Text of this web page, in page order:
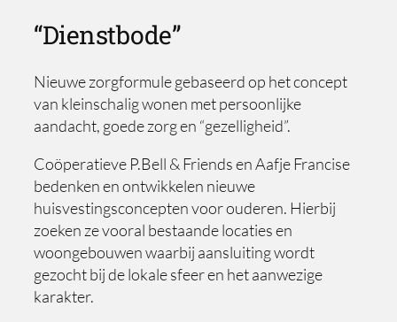
“Dienstbode”
Nieuwe zorgformule gebaseerd op het concept
van kleinschalig wonen met persoonlijke
aandacht, goede zorg en “gezelligheid”.
Coöperatieve P.Bell & Friends en Aafje Francise
bedenken en ontwikkelen nieuwe
huisvestingsconcepten voor ouderen. Hierbij
zoeken ze vooral bestaande locaties en
woongebouwen waarbij aansluiting wordt
gezocht bij de lokale sfeer en het aanwezige
karakter.